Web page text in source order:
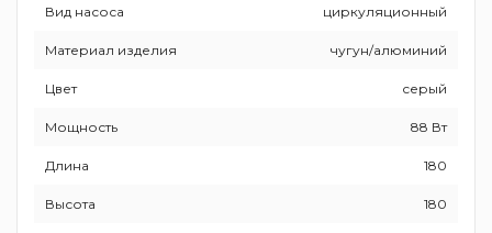
Вид насоса циркуляционный
Материал изделия чугун/алюминий
Цвет серый
Мощность 88 Вт
Длина 180
Высота 180